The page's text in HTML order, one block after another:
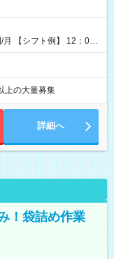
00
上の大量募集
詳細へ
！袋詰め作業